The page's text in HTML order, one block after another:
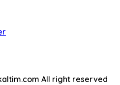
All right reserved